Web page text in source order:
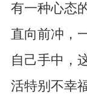
有一种心态
直向前冲，
自己手中，
活特别不幸福